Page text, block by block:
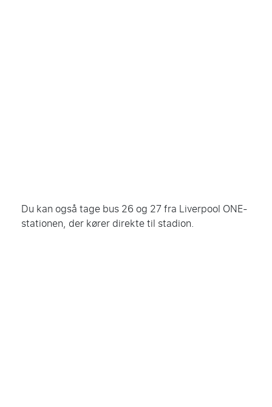
Du kan også tage bus 26 og 27 fra Liverpool ONE-
stationen, der kører direkte til stadion.